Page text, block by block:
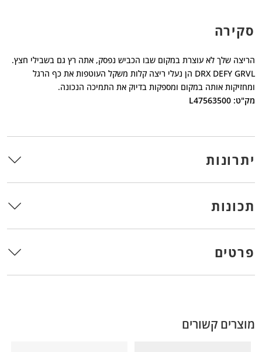
סקירה
הריצה שלך לא עוצרת במקום שבו הכביש נפסק, אתה רץ גם בשבילי חצץ.
DRX DEFY GRVL הן נעלי ריצה קלות משקל העוטפות את כף הרגל
ומחזיקות אותה במקום ומספקות בדיוק את התמיכה הנכונה.
מק"ט: L47563500
יתרונות
תכונות
פרטים
מוצרים קשורים